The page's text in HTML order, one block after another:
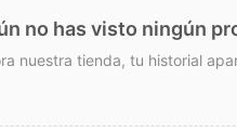
no has visto ningún
nuestra tienda, tu historial